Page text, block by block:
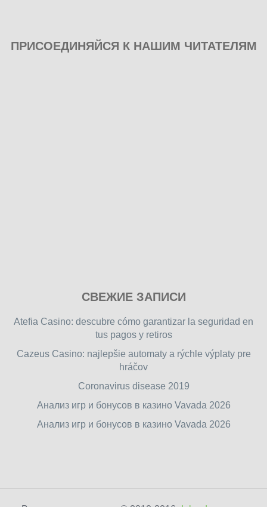
ПРИСОЕДИНЯЙСЯ К НАШИМ ЧИТАТЕЛЯМ
free
games
games.
СВЕЖИЕ ЗАПИСИ
Atefia Casino: descubre cómo garantizar la seguridad en
tus pagos y retiros
Cazeus Casino: najlepšie automaty a rýchle výplaty pre
hráčov
Coronavirus disease 2019
Анализ игр и бонусов в казино Vavada 2026
Анализ игр и бонусов в казино Vavada 2026